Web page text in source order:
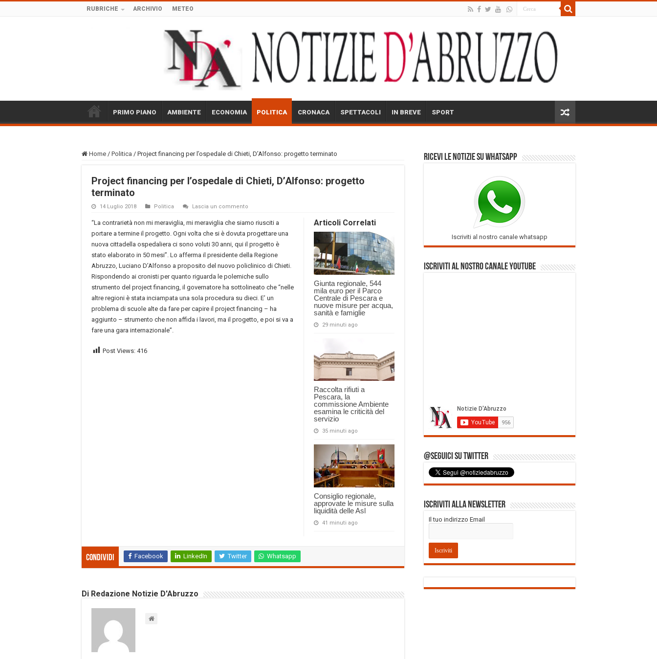
RUBRICHE ARCHIVIO METEO
PRIMO PIANO AMBIENTE ECONOMIA POLITICA CRONACA SPETTACOLI IN BREVE SPORT
Home / Politica / Project financing per l’ospedale di Chieti, D’Alfonso: progetto terminato
Project financing per l’ospedale di Chieti, D’Alfonso: progetto
terminato
14 Luglio 2018 Politica Lascia un commento
Articoli Correlati
Giunta regionale, 544
mila euro per il Parco
Centrale di Pescara e
nuove misure per acqua,
sanità e famiglie
29 minuti ago
Raccolta rifiuti a
Pescara, la
commissione Ambiente
esamina le criticità del
servizio
35 minuti ago
Consiglio regionale,
approvate le misure sulla
liquidità delle Asl
41 minuti ago
“La contrarietà non mi meraviglia, mi meraviglia che siamo riusciti a
portare a termine il progetto. Ogni volta che si è dovuta progettare una
nuova cittadella ospedaliera ci sono voluti 30 anni, qui il progetto è
stato elaborato in 50 mesi”. Lo afferma il presidente della Regione
Abruzzo, Luciano D’Alfonso a proposito del nuovo policlinico di Chieti.
Rispondendo ai cronisti per quanto riguarda le polemiche sullo
strumento del project financing, il governatore ha sottolineato che “nelle
altre regioni è stata inciampata una sola procedura su dieci. E’ un
problema di scuole alte da fare per capire il project financing – ha
aggiunto – strumento che non affida i lavori, ma il progetto, e poi si va a
fare una gara internazionale”.
Post Views: 416
Condividi Facebook LinkedIn Twitter Whatsapp
Di Redazione Notizie D'Abruzzo
Ricevi le notizie su Whatsapp
Iscriviti al nostro canale whatsapp
Iscriviti al nostro Canale Youtube
@Seguici su Twitter
Iscriviti alla Newsletter
Il tuo indirizzo Email